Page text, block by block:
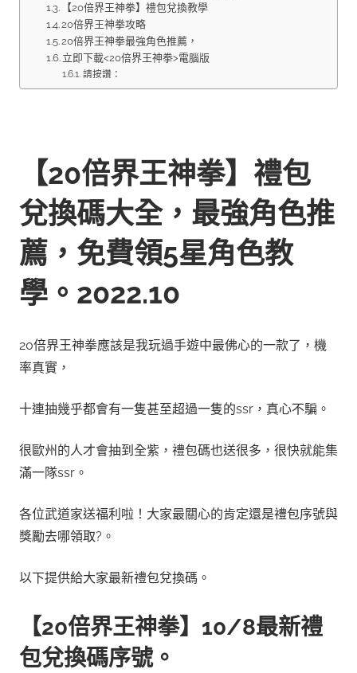
【20倍界王神拳】禮包兌換教學
20倍界王神拳攻略
20倍界王神拳最強角色推薦，
立即下載<20倍界王神拳>電腦版
請按讚：
【20倍界王神拳】禮包
兌換碼大全，最強角色推
薦，免費領5星角色教
學。2022.10
20倍界王神拳應該是我玩過手遊中最佛心的一款了，機
率真實，
十連抽幾乎都會有一隻甚至超過一隻的ssr，真心不騙。
很歐州的人才會抽到全紫，禮包碼也送很多，很快就能集
滿一隊ssr。
各位武道家送福利啦！大家最關心的肯定還是禮包序號與
獎勵去哪領取?。
以下提供給大家最新禮包兌換碼。
【20倍界王神拳】10/8最新禮
包兌換碼序號。